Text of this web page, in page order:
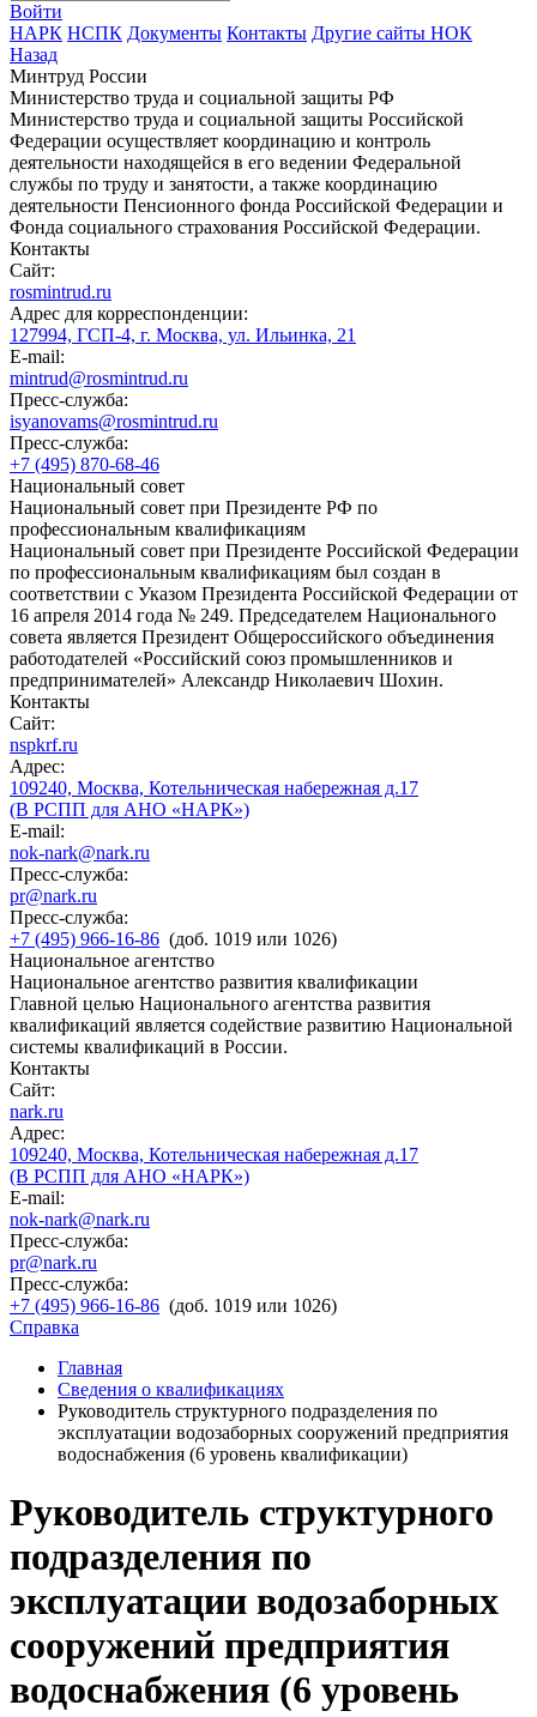
Войти
НАРК НСПК Документы Контакты Другие сайты НОК
Назад
Минтруд России
Министерство труда и социальной защиты РФ
Министерство труда и социальной защиты Российской
Федерации осуществляет координацию и контроль
деятельности находящейся в его ведении Федеральной
службы по труду и занятости, а также координацию
деятельности Пенсионного фонда Российской Федерации и
Фонда социального страхования Российской Федерации.
Контакты
Сайт:
rosmintrud.ru
Адрес для корреспонденции:
127994, ГСП-4, г. Москва, ул. Ильинка, 21
E-mail:
mintrud@rosmintrud.ru
Пресс-служба:
isyanovams@rosmintrud.ru
Пресс-служба:
+7 (495) 870-68-46
Национальный совет
Национальный совет при Президенте РФ по
профессиональным квалификациям
Национальный совет при Президенте Российской Федерации
по профессиональным квалификациям был создан в
соответствии с Указом Президента Российской Федерации от
16 апреля 2014 года № 249. Председателем Национального
совета является Президент Общероссийского объединения
работодателей «Российский союз промышленников и
предпринимателей» Александр Николаевич Шохин.
Контакты
Сайт:
nspkrf.ru
Адрес:
109240, Москва, Котельническая набережная д.17
(В РСПП для АНО «НАРК»)
E-mail:
nok-nark@nark.ru
Пресс-служба:
pr@nark.ru
Пресс-служба:
+7 (495) 966-16-86 (доб. 1019 или 1026)
Национальное агентство
Национальное агентство развития квалификации
Главной целью Национального агентства развития
квалификаций является содействие развитию Национальной
системы квалификаций в России.
Контакты
Сайт:
nark.ru
Адрес:
109240, Москва, Котельническая набережная д.17
(В РСПП для АНО «НАРК»)
E-mail:
nok-nark@nark.ru
Пресс-служба:
pr@nark.ru
Пресс-служба:
+7 (495) 966-16-86 (доб. 1019 или 1026)
Справка
Главная
Сведения о квалификациях
Руководитель структурного подразделения по
эксплуатации водозаборных сооружений предприятия
водоснабжения (6 уровень квалификации)
Руководитель структурного
подразделения по
эксплуатации водозаборных
сооружений предприятия
водоснабжения (6 уровень